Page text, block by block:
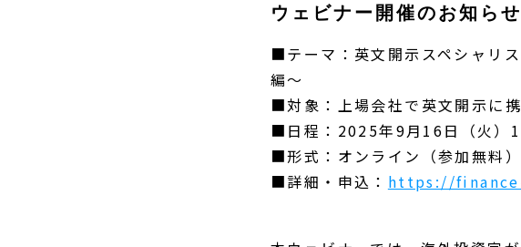
ウェビナー開催のお知ら
■テーマ：英文開示スペシャリ
編～
■対象：上場会社で英文開示に
■日程：2025年9月16日（火）
■形式：オンライン（参加無料）
■詳細・申込： https://